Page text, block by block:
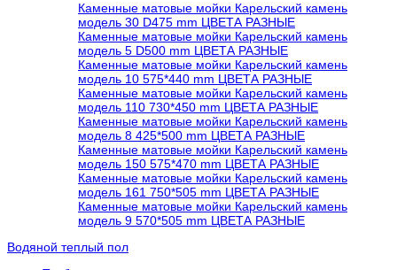
Каменные матовые мойки Карельский камень
модель 30 D475 mm ЦВЕТА РАЗНЫЕ
Каменные матовые мойки Карельский камень
модель 5 D500 mm ЦВЕТА РАЗНЫЕ
Каменные матовые мойки Карельский камень
модель 10 575*440 mm ЦВЕТА РАЗНЫЕ
Каменные матовые мойки Карельский камень
модель 110 730*450 mm ЦВЕТА РАЗНЫЕ
Каменные матовые мойки Карельский камень
модель 8 425*500 mm ЦВЕТА РАЗНЫЕ
Каменные матовые мойки Карельский камень
модель 150 575*470 mm ЦВЕТА РАЗНЫЕ
Каменные матовые мойки Карельский камень
модель 161 750*505 mm ЦВЕТА РАЗНЫЕ
Каменные матовые мойки Карельский камень
модель 9 570*505 mm ЦВЕТА РАЗНЫЕ
Водяной теплый пол